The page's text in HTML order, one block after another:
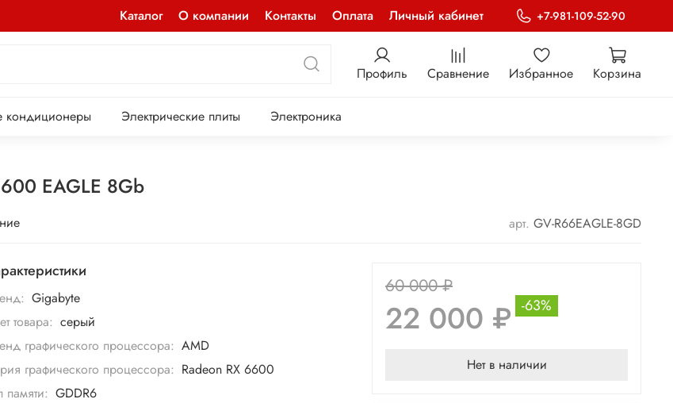
Каталог О компании Контакты Оплата Личный кабинет +7-981-109-52-90
Профиль Сравнение Избранное Корзина
Электрические плиты Электроника
EAGLE 8Gb
арт. GV-R66EAGLE-8GD
Gigabyte
товара: серый
графического процессора: AMD
графического процессора: Radeon RX 6600
памяти: GDDR6
60 000 ₽
22 000 ₽ -63%
Нет в наличии